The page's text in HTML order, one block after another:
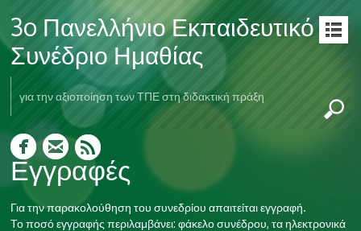
3o Πανελλήνιο Εκπαιδευτικό
Συνέδριο Ημαθίας
για την αξιοποίηση των ΤΠΕ στη διδακτική πράξη
Εγγραφές
Για την παρακολούθηση του συνεδρίου απαιτείται εγγραφή.
Το ποσό εγγραφής περιλαμβάνει: φάκελο συνέδρου, τα ηλεκτρονικά